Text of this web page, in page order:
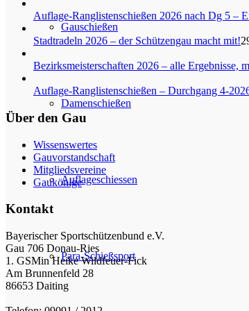
Gauschießen
Damenschießen
Auflageschiessen
Para-Schießsport
Auflage-Ranglistenschießen 2026 nach Dg 5 –
Stadtradeln 2026 – der Schützengau macht mit!
Bezirksmeisterschaften 2026 – alle Ergebnisse,
Auflage-Ranglistenschießen – Durchgang 4-
Über den Gau
Wissenswertes
Gauvorstandschaft
Mitgliedsvereine
Gaukönige
Kontakt
Bayerischer Sportschützenbund e.V.
Gau 706 Donau-Ries
1. GSMin Heike Wildfeuer-Fick
Am Brunnenfeld 28
86653 Daiting